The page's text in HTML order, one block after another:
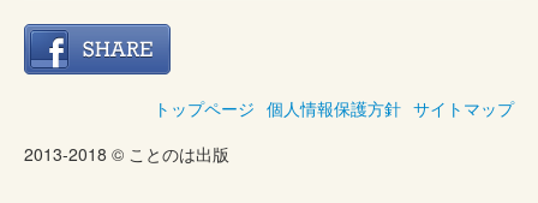
トップページ 個人情報保護方針 サイトマップ
2013-2018 © ことのは出版